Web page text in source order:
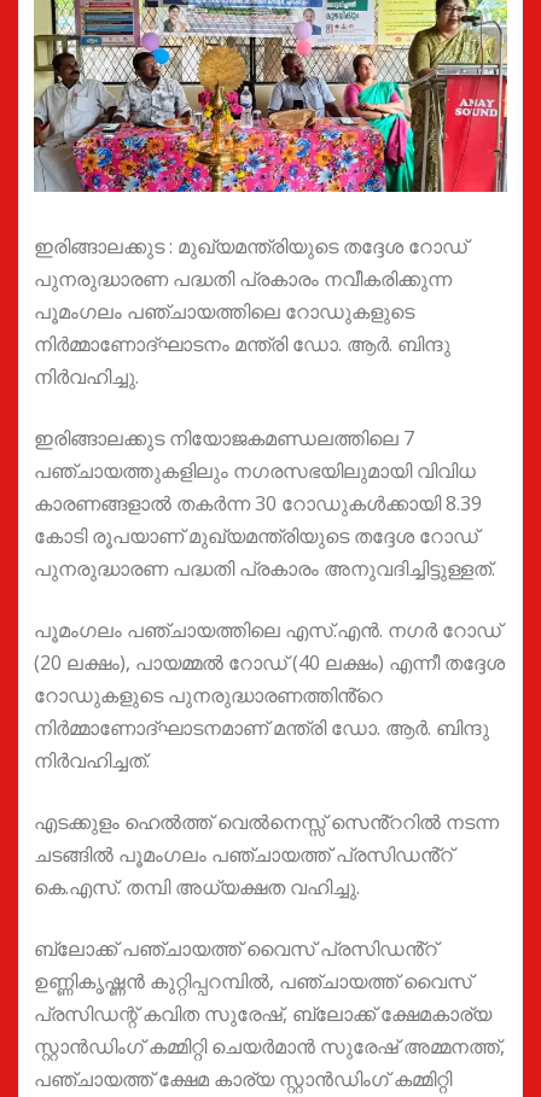
ഇരിങ്ങാലക്കുട : മുഖ്യമന്ത്രിയുടെ തദ്ദേശ റോഡ്
പുനരുദ്ധാരണ പദ്ധതി പ്രകാരം നവീകരിക്കുന്ന
പൂമംഗലം പഞ്ചായത്തിലെ റോഡുകളുടെ
നിർമ്മാണോദ്ഘാടനം മന്ത്രി ഡോ. ആർ. ബിന്ദു
നിർവഹിച്ചു.
ഇരിങ്ങാലക്കുട നിയോജകമണ്ഡലത്തിലെ 7
പഞ്ചായത്തുകളിലും നഗരസഭയിലുമായി വിവിധ
കാരണങ്ങളാൽ തകർന്ന 30 റോഡുകൾക്കായി 8.39
കോടി രൂപയാണ് മുഖ്യമന്ത്രിയുടെ തദ്ദേശ റോഡ്
പുനരുദ്ധാരണ പദ്ധതി പ്രകാരം അനുവദിച്ചിട്ടുള്ളത്.
പൂമംഗലം പഞ്ചായത്തിലെ എസ്.എൻ. നഗർ റോഡ്
(20 ലക്ഷം), പായമ്മൽ റോഡ് (40 ലക്ഷം) എന്നീ തദ്ദേശ
റോഡുകളുടെ പുനരുദ്ധാരണത്തിൻ്റെ
നിർമ്മാണോദ്ഘാടനമാണ് മന്ത്രി ഡോ. ആർ. ബിന്ദു
നിർവഹിച്ചത്.
എടക്കുളം ഹെൽത്ത് വെൽനെസ്സ് സെൻ്ററിൽ നടന്ന
ചടങ്ങിൽ പൂമംഗലം പഞ്ചായത്ത് പ്രസിഡൻ്റ്
കെ.എസ്. തമ്പി അധ്യക്ഷത വഹിച്ചു.
ബ്ലോക്ക് പഞ്ചായത്ത് വൈസ് പ്രസിഡൻ്റ്
ഉണ്ണികൃഷ്ണൻ കുറ്റിപ്പറമ്പിൽ, പഞ്ചായത്ത് വൈസ്
പ്രസിഡന്റ്‌ കവിത സുരേഷ്, ബ്ലോക്ക്‌ ക്ഷേമകാര്യ
സ്റ്റാൻഡിംഗ് കമ്മിറ്റി ചെയർമാൻ സുരേഷ് അമ്മനത്ത്,
പഞ്ചായത്ത് ക്ഷേമ കാര്യ സ്റ്റാൻഡിംഗ് കമ്മിറ്റി